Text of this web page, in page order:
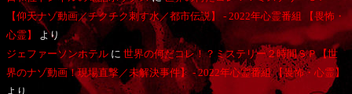
【仰天ナゾ動画／チクチク刺す水／都市伝説】 - 2022年心霊番組 【畏怖・
心霊】
より
ジェファーソンホテル に 世界の何だコレ！？ミステリー２時間ＳＰ【世
界のナゾ動画！現場直撃／未解決事件】 - 2022年心霊番組 【畏怖・心霊】
より